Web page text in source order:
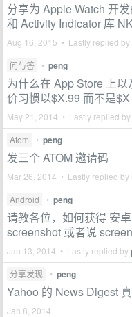
分享为 Apple Watch 开
和 Activity Indicator 库
Aug 16, 2015 • Lastly replied by
问与答 • peng
为什么在 App Store 上
价习惯以$X.99 而不是
May 21, 2014 • Lastly replied by
Atom • peng
发三个 ATOM 邀请码
Mar 26, 2014 • Lastly replied by
Android • peng
请教各位，如何获得 安
screenshot 或者说
Jan 13, 2014 • Lastly replied by
分享发现 • peng
Yahoo 的 News Digest
Jan 8, 2014